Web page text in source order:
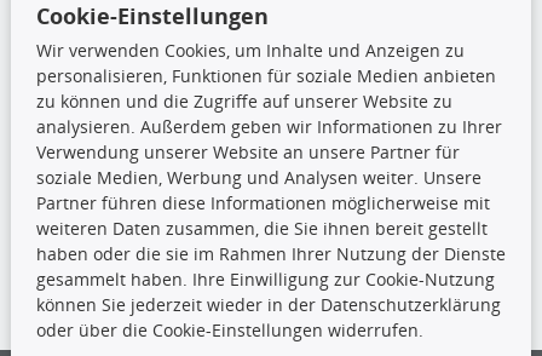
Motoröle
Pflege- & Wartungsmittel
Schneeketten
TecDoc Inside
Die hier angezeigten Daten insbesondere die gesamte Datenbank dürfen
nicht kopiert werden.
Es ist zu unterlassen, die Daten oder die gesamte Datenbank ohne
Cookie-Einstellungen
Wir verwenden Cookies, um Inhalte und Anzeigen zu
personalisieren, Funktionen für soziale Medien anbieten
zu können und die Zugriffe auf unserer Website zu
analysieren. Außerdem geben wir Informationen zu Ihrer
Verwendung unserer Website an unsere Partner für
soziale Medien, Werbung und Analysen weiter. Unsere
Partner führen diese Informationen möglicherweise mit
weiteren Daten zusammen, die Sie ihnen bereit gestellt
haben oder die sie im Rahmen Ihrer Nutzung der Dienste
gesammelt haben. Ihre Einwilligung zur Cookie-Nutzung
können Sie jederzeit wieder in der Datenschutzerklärung
oder über die Cookie-Einstellungen widerrufen.